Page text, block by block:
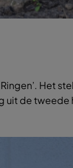
Het
de tweede